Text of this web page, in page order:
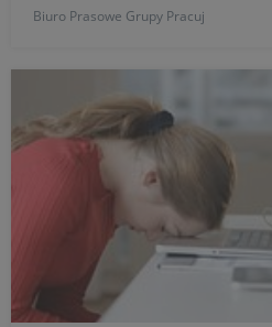
III kwartale 2022 r. w serwisie
Biuro Prasowe Grupy Pracuj